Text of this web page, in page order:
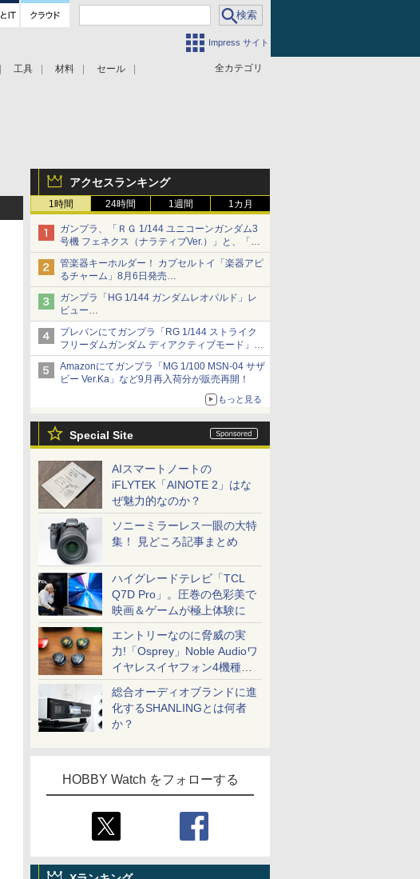
Impress サイト
全カテゴリ
工具 材料 セール
アクセスランキング
1時間 24時間 1週間 1カ月
ガンプラ、「ＲＧ 1/144 ユニコーンガンダム3
号機 フェネクス（ナラティブVer.）」と、「Ｈ
Ｇ 1/144 ガンダムエアマスターバースト」再販
管楽器キーホルダー！ カプセルトイ「楽器アピ
るチャーム」8月6日発売
チューバ、テナサクなど5種各3色
ガンプラ「HG 1/144 ガンダムレオパルド」レ
ビュー
『機動新世紀ガンダムX』30周年！インナーア
ームガトリングの変形機構まで再現し最新フォ
ーマットでキット化！
プレバンにてガンプラ「RG 1/144 ストライク
フリーダムガンダム ディアクティブモード」の
再販分が8月7日11時より予約開始！
Amazonにてガンプラ「MG 1/100 MSN-04 サザ
ビー Ver.Ka」など9月再入荷分が販売再開！
もっと見る
Special Site
AIスマートノートの
iFLYTEK「AINOTE 2」はな
ぜ魅力的なのか？
ソニーミラーレス一眼の大特
集！ 見どころ記事まとめ
ハイグレードテレビ「TCL
Q7D Pro」。圧巻の色彩美で
映画＆ゲームが極上体験に
エントリーなのに脅威の実
力!「Osprey」Noble Audioワ
イヤレスイヤフォン4機種を
一気に聴く
総合オーディオブランドに進
化するSHANLINGとは何者
か？
HOBBY Watch をフォローする